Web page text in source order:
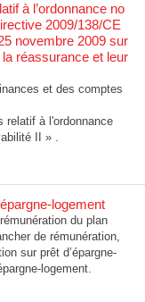
à l’ordonnance no
2009/138/CE
novembre 2009 sur
la réassurance et leur
et des comptes
relatif à l'ordonnance
II » .
logement
du plan
de rémunération,
sur prêt d’épargne-
logement.